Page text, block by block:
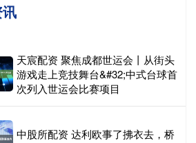
天宸配资 聚焦成都世运会丨从街头
游戏走上竞技舞台&#32;中式台球首
次列入世运会比赛项目
中股所配资 达利欧事了拂衣去，桥